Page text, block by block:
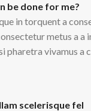
be done for me?
in torquent a
metus a a
pharetra vivamus a
scelerisque fel